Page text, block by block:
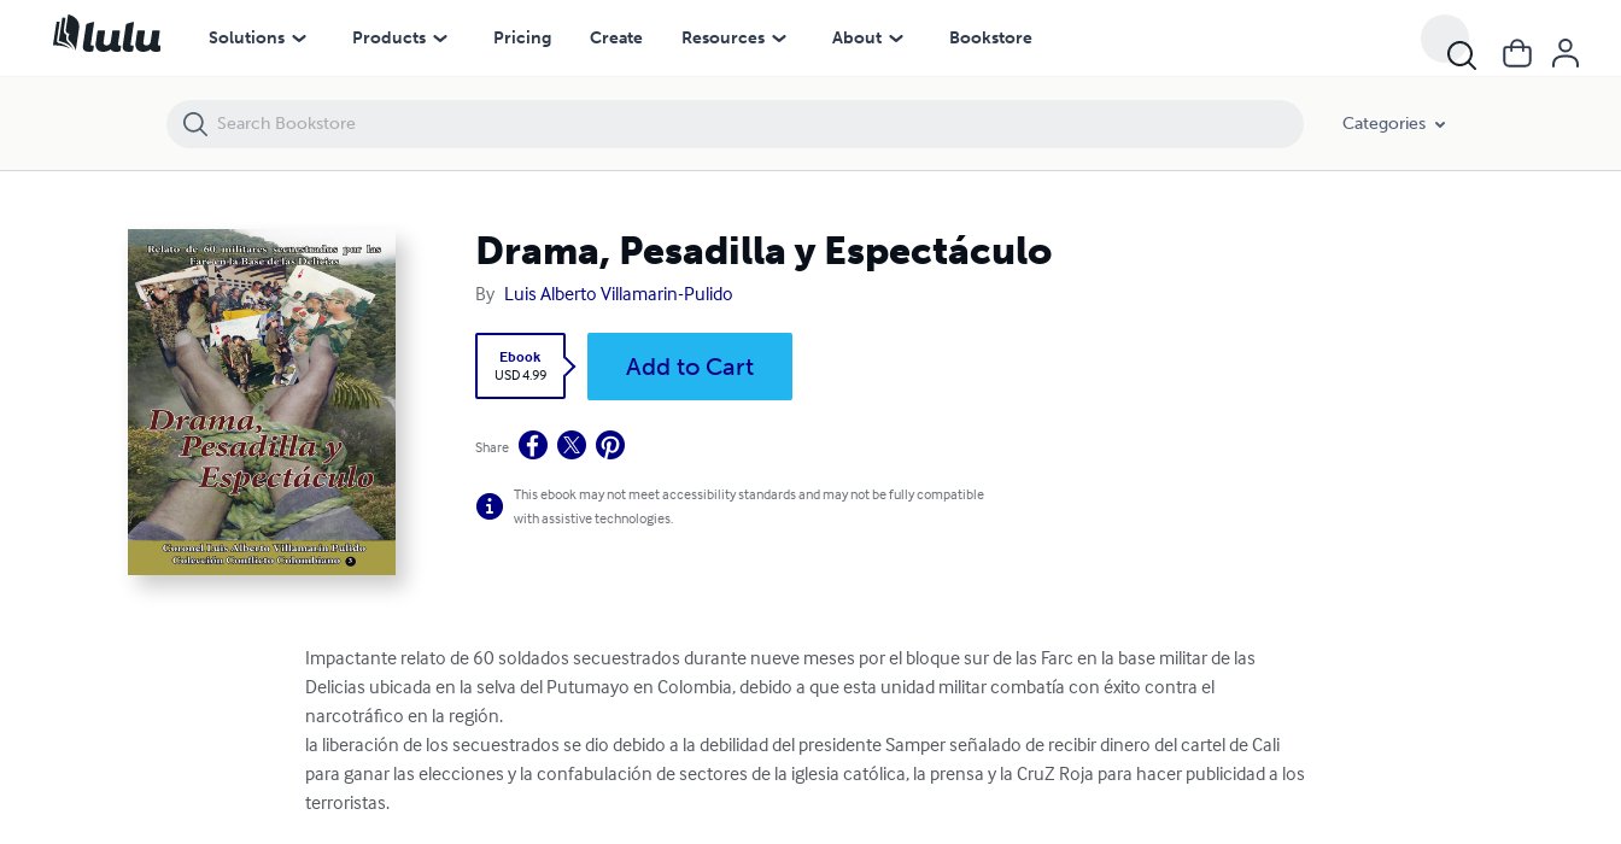
Solutions Products Pricing Create Resources About Bookstore
Categories
Drama, Pesadilla y Espectáculo
By Luis Alberto Villamarin-Pulido
Ebook
USD 4.99
Add to Cart
Share
This ebook may not meet accessibility standards and may not be fully compatible
with assistive technologies.
Impactante relato de 60 soldados secuestrados durante nueve meses por el bloque sur de las Farc en la base militar de las
Delicias ubicada en la selva del Putumayo en Colombia, debido a que esta unidad militar combatía con éxito contra el
narcotráfico en la región.
la liberación de los secuestrados se dio debido a la debilidad del presidente Samper señalado de recibir dinero del cartel de Cali
para ganar las elecciones y la confabulación de sectores de la iglesia católica, la prensa y la CruZ Roja para hacer publicidad a los
terroristas.
Drama, Pesadilla y Espectáculo